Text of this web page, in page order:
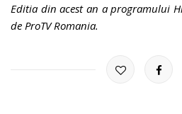
Editia din acest an a programului
de ProTV Romania.